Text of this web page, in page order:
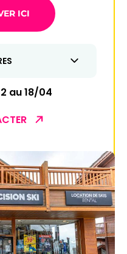
ICI
au 18/04